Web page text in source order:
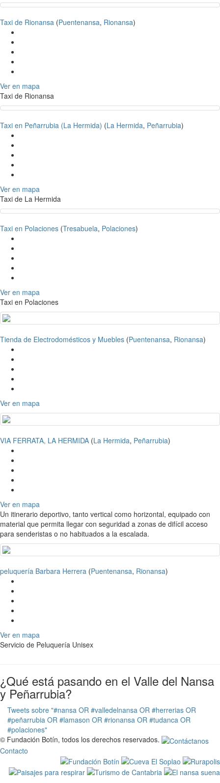
Taxi de Rionansa (Puentenansa, Rionansa)
Ver en mapa
Taxi de Rionansa
Taxi en Peñarrubia (La Hermida) (La Hermida, Peñarrubia)
Ver en mapa
Taxi de La Hermida
Taxi en Polaciones (Tresabuela, Polaciones)
Ver en mapa
Taxi en Polaciones
Tienda de Electrodomésticos y Muebles (Puentenansa, Rionansa)
Ver en mapa
VIA FERRATA, LA HERMIDA (La Hermida, Peñarrubia)
Ver en mapa
Un itinerario deportivo, tanto vertical como horizontal, equipado con
material que permita llegar con seguridad a zonas de difícil acceso
para senderistas o no habituados a la escalada.
peluquería Barbara Herrera (Puentenansa, Rionansa)
Ver en mapa
Servicio de Peluquería Unisex
¿Qué está pasando en el Valle del Nansa
y Peñarrubia?
Tweets sobre "#nansa OR #valledelnansa OR #herrerias OR
#peñarrubia OR #lamason OR #rionansa OR #tudanca OR
#polaciones"
© Fundación Botín, todos los derechos reservados.
Contacto